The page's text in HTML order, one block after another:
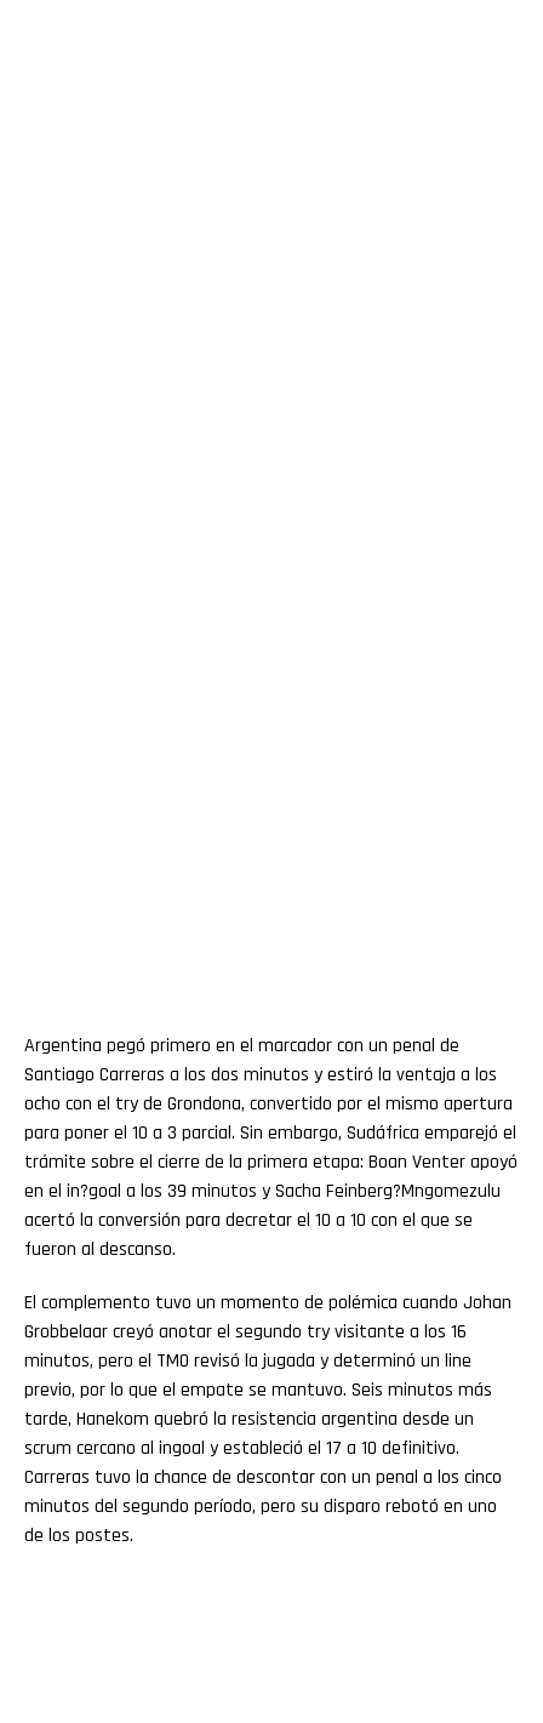
Argentina pegó primero en el marcador con un penal de
Santiago Carreras a los dos minutos y estiró la ventaja a los
ocho con el try de Grondona, convertido por el mismo apertura
para poner el 10 a 3 parcial. Sin embargo, Sudáfrica emparejó el
trámite sobre el cierre de la primera etapa: Boan Venter apoyó
en el in?goal a los 39 minutos y Sacha Feinberg?Mngomezulu
acertó la conversión para decretar el 10 a 10 con el que se
fueron al descanso.
El complemento tuvo un momento de polémica cuando Johan
Grobbelaar creyó anotar el segundo try visitante a los 16
minutos, pero el TMO revisó la jugada y determinó un line
previo, por lo que el empate se mantuvo. Seis minutos más
tarde, Hanekom quebró la resistencia argentina desde un
scrum cercano al ingoal y estableció el 17 a 10 definitivo.
Carreras tuvo la chance de descontar con un penal a los cinco
minutos del segundo período, pero su disparo rebotó en uno
de los postes.